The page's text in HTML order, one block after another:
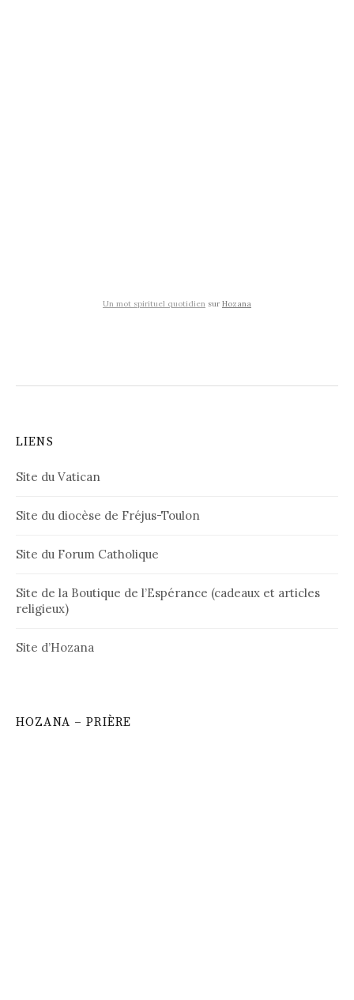
Un mot spirituel quotidien surHozana
LIENS
Site du Vatican
Site du diocèse de Fréjus-Toulon
Site du Forum Catholique
Site de la Boutique de l’Espérance (cadeaux et articles
religieux)
Site d’Hozana
HOZANA – PRIÈRE